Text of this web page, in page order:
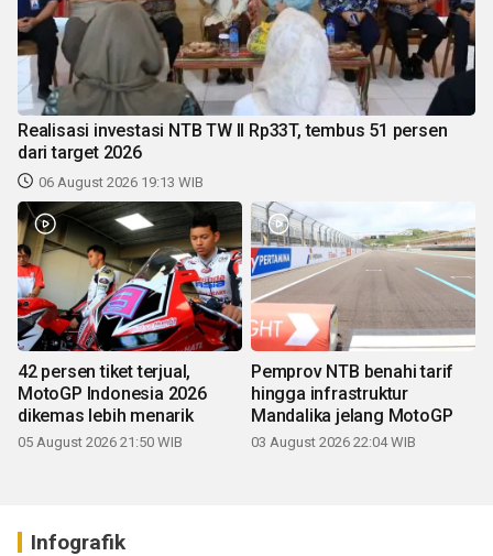
Realisasi investasi NTB TW II Rp33T, tembus 51 persen
dari target 2026
06 August 2026 19:13 WIB
42 persen tiket terjual,
MotoGP Indonesia 2026
dikemas lebih menarik
05 August 2026 21:50 WIB
Pemprov NTB benahi tarif
hingga infrastruktur
Mandalika jelang MotoGP
03 August 2026 22:04 WIB
Infografik